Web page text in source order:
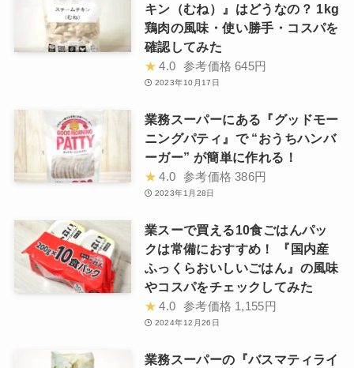
キン（むね）』はどうなの？ 1kg
鶏肉の風味・使い勝手・コスパを
確認してみた
★ 4.0 参考価格 645円
2023年10月17日
業務スーパーにある『グッドモー
ニングパティ』で “おうちハンバ
ーガー” が簡単に作れる！
★ 4.0 参考価格 386円
2023年1月28日
業スーで買える10食ごはんパッ
クは常備におすすめ！ 『国内産
ふっくらおいしいごはん』の風味
やコスパをチェックしてみた
★ 4.0 参考価格 1,155円
2024年12月26日
業務スーパーの『バスマティライ